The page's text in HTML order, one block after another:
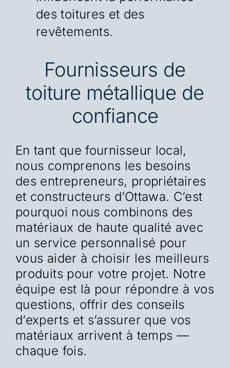
des toitures et des
revêtements.
Fournisseurs de
toiture métallique de
confiance
En tant que fournisseur local,
nous comprenons les besoins
des entrepreneurs, propriétaires
et constructeurs d’Ottawa. C’est
pourquoi nous combinons des
matériaux de haute qualité avec
un service personnalisé pour
vous aider à choisir les meilleurs
produits pour votre projet. Notre
équipe est là pour répondre à vos
questions, offrir des conseils
d’experts et s’assurer que vos
matériaux arrivent à temps —
chaque fois.